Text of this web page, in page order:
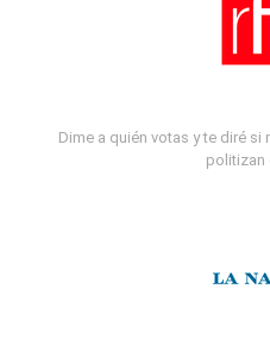
Dime a quién votas y te diré
politizan